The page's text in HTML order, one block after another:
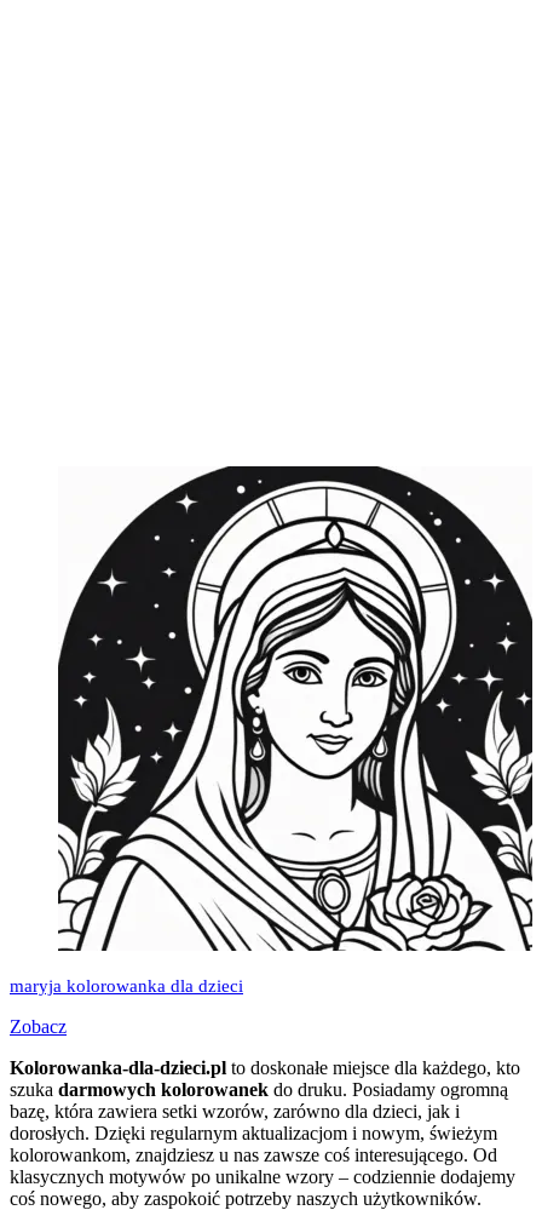
maryja kolorowanka dla dzieci
Zobacz
Kolorowanka-dla-dzieci.pl to doskonałe miejsce dla każdego, kto
szuka darmowych kolorowanek do druku. Posiadamy ogromną
bazę, która zawiera setki wzorów, zarówno dla dzieci, jak i
dorosłych. Dzięki regularnym aktualizacjom i nowym, świeżym
kolorowankom, znajdziesz u nas zawsze coś interesującego. Od
klasycznych motywów po unikalne wzory – codziennie dodajemy
coś nowego, aby zaspokoić potrzeby naszych użytkowników.